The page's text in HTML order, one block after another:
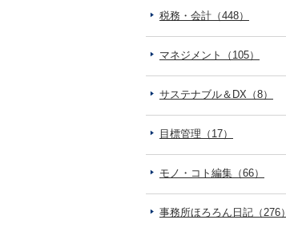
税務・会計（448）
マネジメント（105）
サステナブル＆DX（8）
目標管理（17）
モノ・コト編集（66）
事務所ほろろん日記（276）